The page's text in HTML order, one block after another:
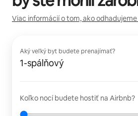
Viac informácií o tom, ako
Aký veľký byt budete prenajímať?
1-spálňový
Koľko nocí budete hostiť na Airbnb?